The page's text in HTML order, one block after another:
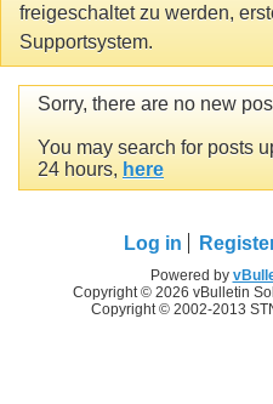
freigeschaltet zu werden,
Supportsystem.
Sorry, there are no new
You may search for posts
24 hours, here
Log in
Powered by
Copyright © 2026 vBulletin
Copyright © 2002-2013